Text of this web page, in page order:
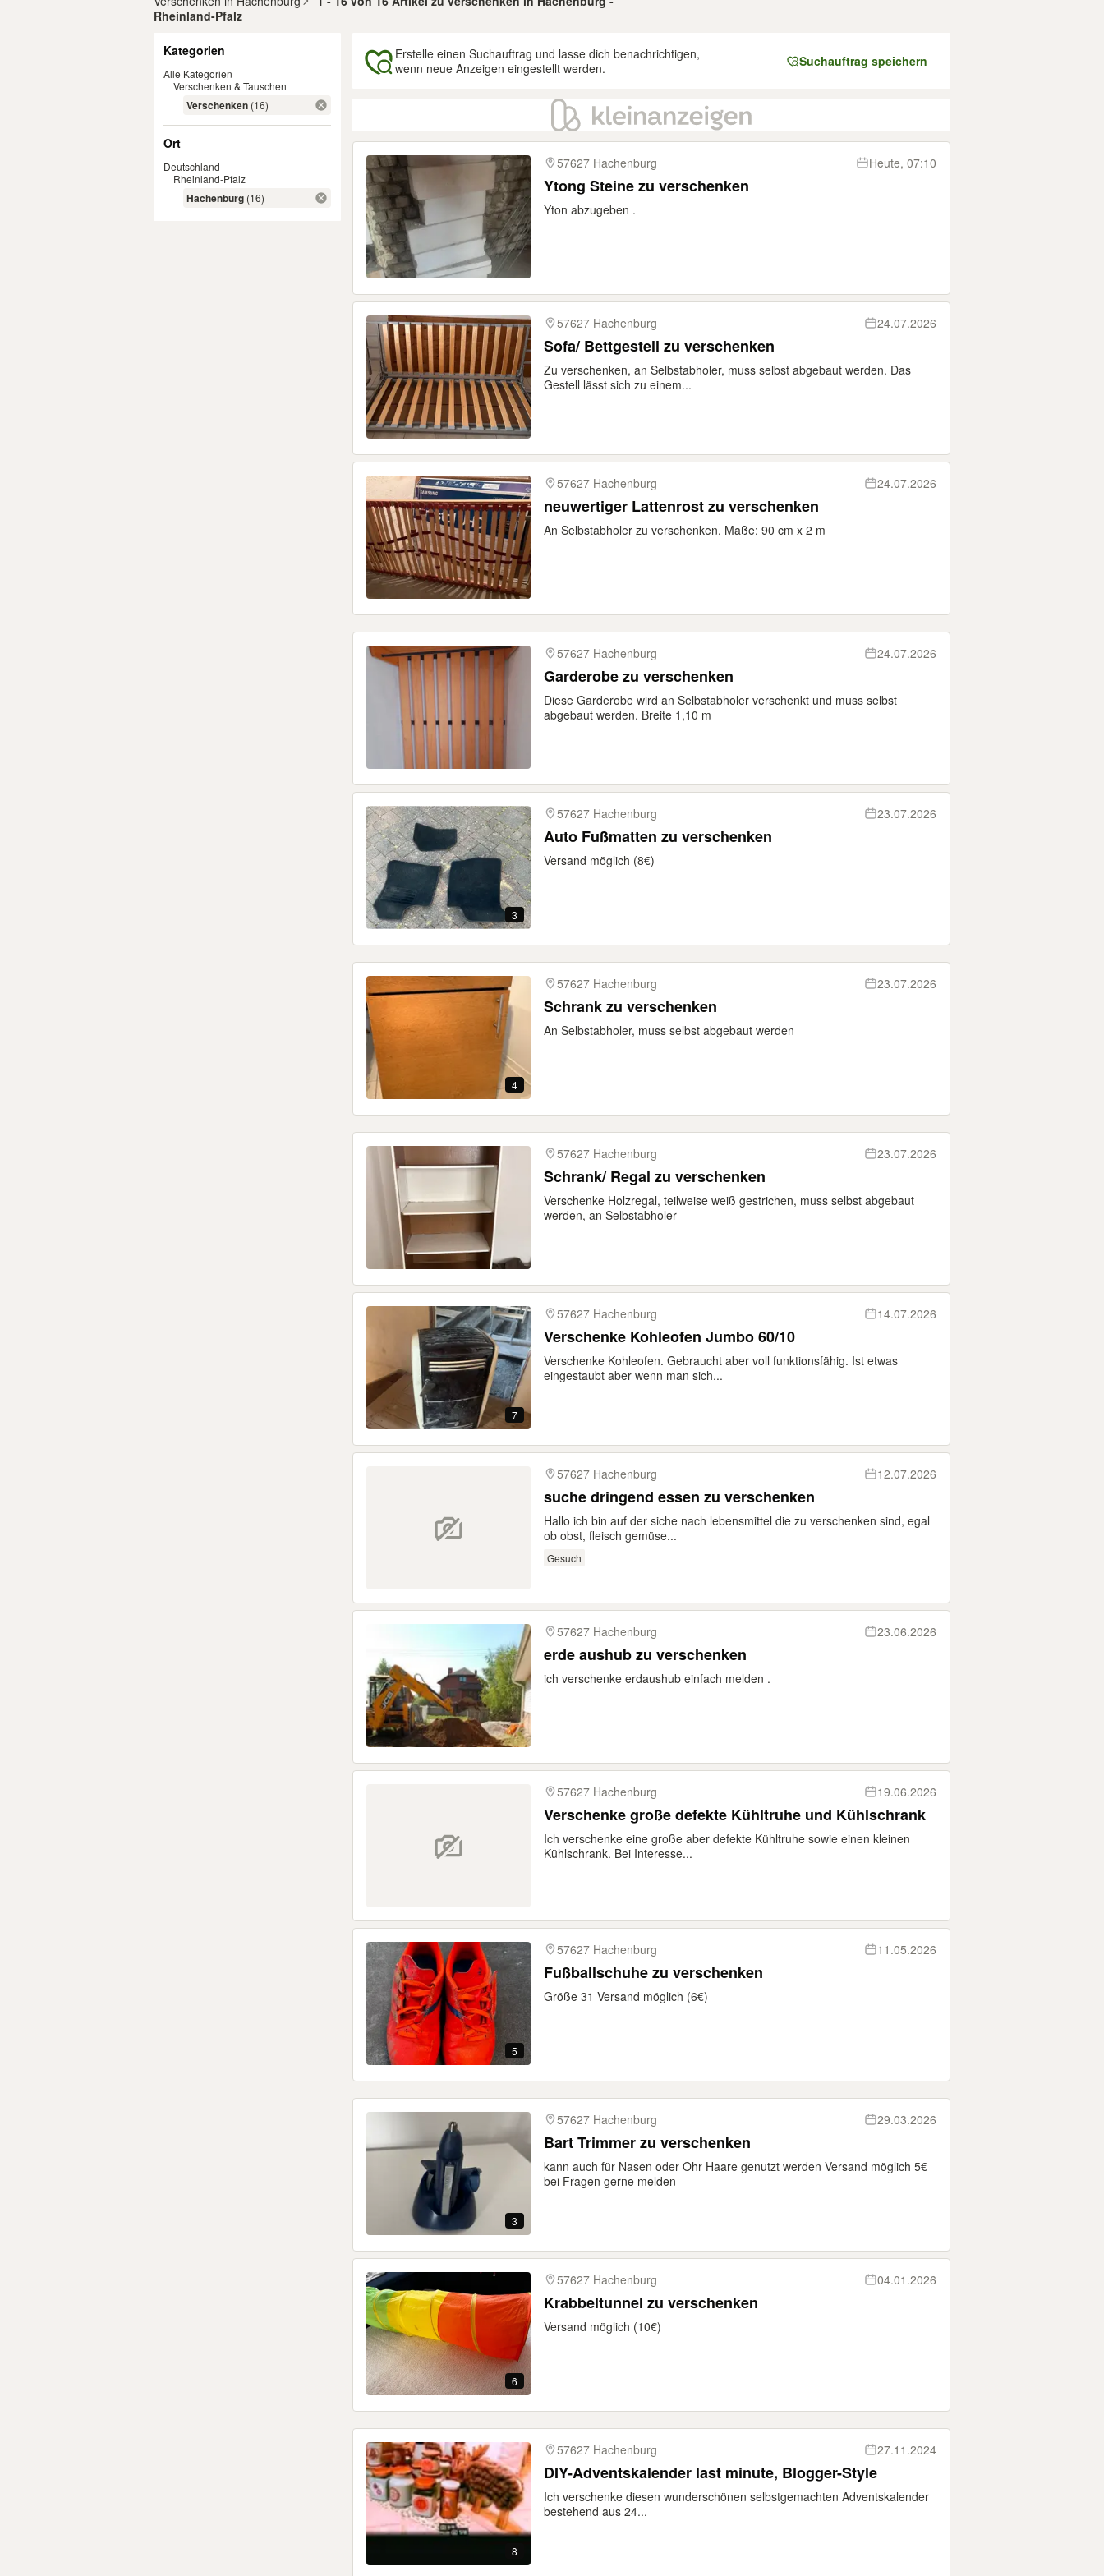
Rheinland-Pfalz
Kategorien
Alle Kategorien
Verschenken & Tauschen
Verschenken (16)
Ort
Deutschland
Rheinland-Pfalz
Hachenburg (16)
Erstelle einen Suchauftrag und lasse dich benachrichtigen,
wenn neue Anzeigen eingestellt werden.
Suchauftrag speichern
Ergebnisse
57627 Hachenburg
Heute, 07:10
Ytong Steine zu verschenken
Yton abzugeben .
57627 Hachenburg 24.07.2026
Sofa/ Bettgestell zu verschenken
Zu verschenken, an Selbstabholer, muss selbst abgebaut werden. Das
Gestell lässt sich zu einem...
57627 Hachenburg 24.07.2026
neuwertiger Lattenrost zu verschenken
An Selbstabholer zu verschenken, Maße: 90 cm x 2 m
57627 Hachenburg 24.07.2026
Garderobe zu verschenken
Diese Garderobe wird an Selbstabholer verschenkt und muss selbst
abgebaut werden. Breite 1,10 m
3
57627 Hachenburg 23.07.2026
Auto Fußmatten zu verschenken
Versand möglich (8€)
4
57627 Hachenburg 23.07.2026
Schrank zu verschenken
An Selbstabholer, muss selbst abgebaut werden
57627 Hachenburg 23.07.2026
Schrank/ Regal zu verschenken
Verschenke Holzregal, teilweise weiß gestrichen, muss selbst abgebaut
werden, an Selbstabholer
7
57627 Hachenburg 14.07.2026
Verschenke Kohleofen Jumbo 60/10
Verschenke Kohleofen. Gebraucht aber voll funktionsfähig. Ist etwas
eingestaubt aber wenn man sich...
57627 Hachenburg 12.07.2026
suche dringend essen zu verschenken
Hallo ich bin auf der siche nach lebensmittel die zu verschenken sind, egal
ob obst, fleisch gemüse...
Gesuch
57627 Hachenburg 23.06.2026
erde aushub zu verschenken
ich verschenke erdaushub einfach melden .
57627 Hachenburg 19.06.2026
Verschenke große defekte Kühltruhe und Kühlschrank
Ich verschenke eine große aber defekte Kühltruhe sowie einen kleinen
Kühlschrank. Bei Interesse...
5
57627 Hachenburg 11.05.2026
Fußballschuhe zu verschenken
Größe 31 Versand möglich (6€)
3
57627 Hachenburg 29.03.2026
Bart Trimmer zu verschenken
kann auch für Nasen oder Ohr Haare genutzt werden Versand möglich 5€
bei Fragen gerne melden
6
57627 Hachenburg 04.01.2026
Krabbeltunnel zu verschenken
Versand möglich (10€)
8
57627 Hachenburg 27.11.2024
DIY-Adventskalender last minute, Blogger-Style
Ich verschenke diesen wunderschönen selbstgemachten Adventskalender
bestehend aus 24...